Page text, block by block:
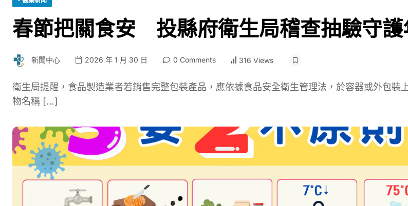
春節把關食安 投縣府衛生局稽查抽驗守護
新聞中心 2026 年 1 月 30 日 0 Comments 316 Views
衛生局提醒，食品製造業者若銷售完整包裝產品，應依據食品安全衛生管理法，於容器或外包裝
物名稱 […]